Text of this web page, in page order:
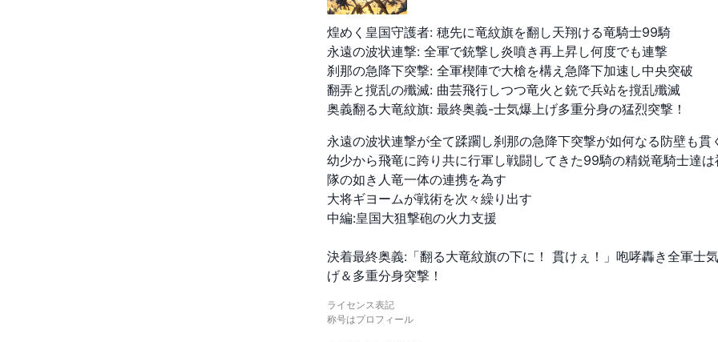
煌めく皇国守護者: 穂先に竜紋旗を翻し天翔ける竜騎士99騎
永遠の波状連撃: 全軍で銃撃し炎噴き再上昇し何度でも連撃
刹那の急降下突撃: 全軍楔陣で大槍を構え急降下加速し中央突破
翻弄と撹乱の殲滅: 曲芸飛行しつつ竜火と銃で兵站を撹乱殲滅
奥義翻る大竜紋旗: 最終奥義-士気爆上げ多重分身の猛烈突撃！
永遠の波状連撃が全て蹂躙し刹那の急降下突撃が如何なる防壁も貫
幼少から飛竜に跨り共に行軍し戦闘してきた99騎の精鋭竜騎士達は
隊の如き人竜一体の連携を為す
大将ギヨームが戦術を次々繰り出す
中編:皇国大狙撃砲の火力支援
決着最終奥義:「翻る大竜紋旗の下に！ 貫けぇ！」咆哮轟き全軍士
げ＆多重分身突撃！
ライセンス表記
称号はプロフィール